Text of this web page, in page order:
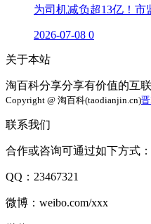
为司机减负超13亿！
2026-07-08 0
关于本站
淘百科分享分享有价值的互
Copyright @ 淘百科(taodianjin.cn)
联系我们
合作或咨询可通过如下方式：
QQ：23467321
微博：weibo.com/xxx